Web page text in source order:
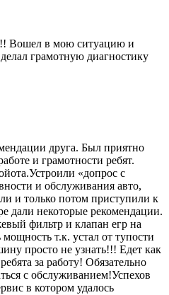
Вошел в мою ситуацию и
грамотную диагностику
друга. Был приятно
и грамотности ребят.
«допрос с
и обслуживания авто,
и только потом приступили к
дали некоторые рекомендации.
фильтр и клапан егр на
т.к. устал от тупости
просто не узнать!!! Едет как
за работу! Обязательно
с обслуживанием!Успехов
в котором удалось